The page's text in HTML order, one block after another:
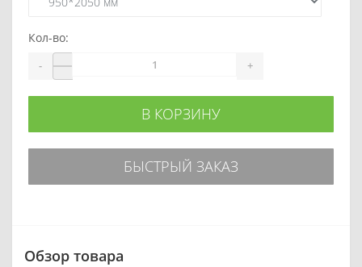
Кол-во:
- +
В КОРЗИНУ
БЫСТРЫЙ ЗАКАЗ
Обзор товара